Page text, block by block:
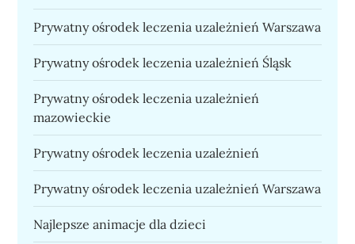
Prywatny ośrodek leczenia uzależnień Warszawa
Prywatny ośrodek leczenia uzależnień Śląsk
Prywatny ośrodek leczenia uzależnień
mazowieckie
Prywatny ośrodek leczenia uzależnień
Prywatny ośrodek leczenia uzależnień Warszawa
Najlepsze animacje dla dzieci